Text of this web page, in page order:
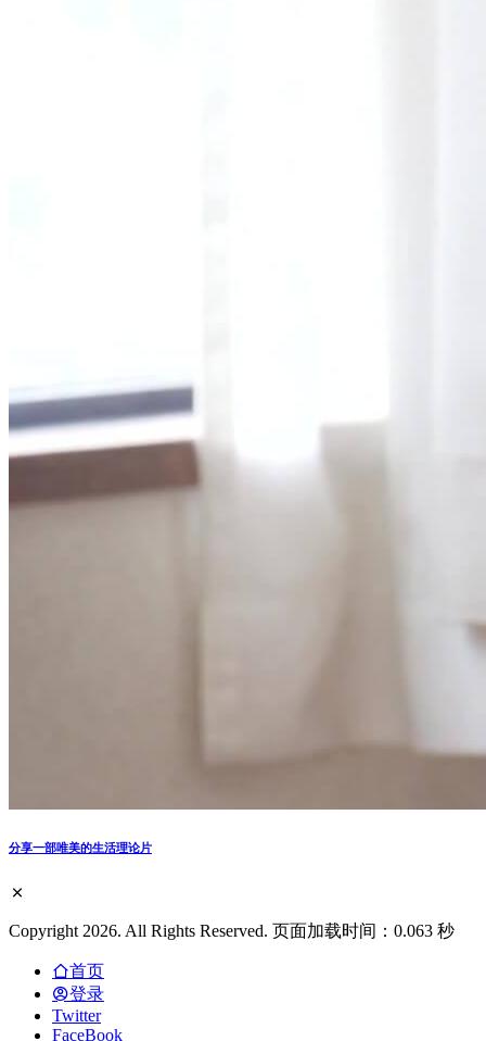
分享一部唯美的生活理论片
Copyright 2026. All Rights Reserved. 页面加载时间：0.063 秒
首页
登录
Twitter
FaceBook